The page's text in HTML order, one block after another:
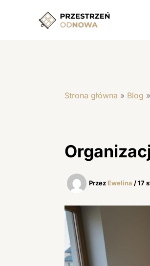
Strona główna » Blog »
Przez Ewelina /17